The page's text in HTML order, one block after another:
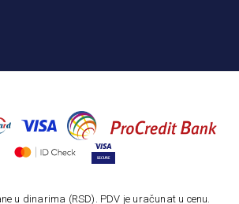
u dinarima (RSD). PDV je uračunat u cenu.